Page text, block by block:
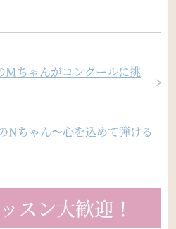
ちゃんがコンクールに挑
Nちゃん〜心を込めて弾ける
スン大歓迎！